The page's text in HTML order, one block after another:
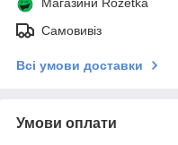
Самовивіз
Всі умови доставки
Умови оплати